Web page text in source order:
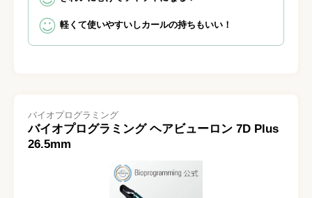
軽くて使いやすいしカールの持ちもいい！
バイオプログラミング
バイオプログラミング ヘアビューロン 7D Plus
26.5mm